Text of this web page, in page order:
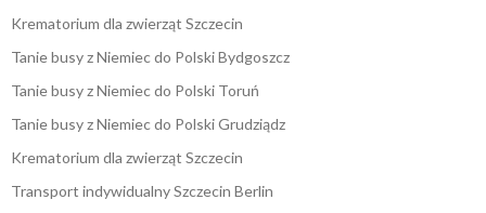
Krematorium dla zwierząt Szczecin
Tanie busy z Niemiec do Polski Bydgoszcz
Tanie busy z Niemiec do Polski Toruń
Tanie busy z Niemiec do Polski Grudziądz
Krematorium dla zwierząt Szczecin
Transport indywidualny Szczecin Berlin